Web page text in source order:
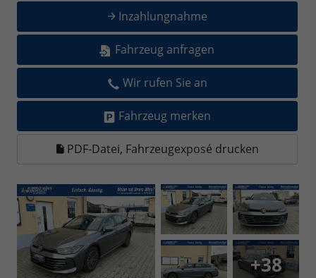
Inzahlungnahme
Fahrzeug anfragen
Wir rufen Sie an
Fahrzeug merken
PDF-Datei, Fahrzeugexposé drucken
+38